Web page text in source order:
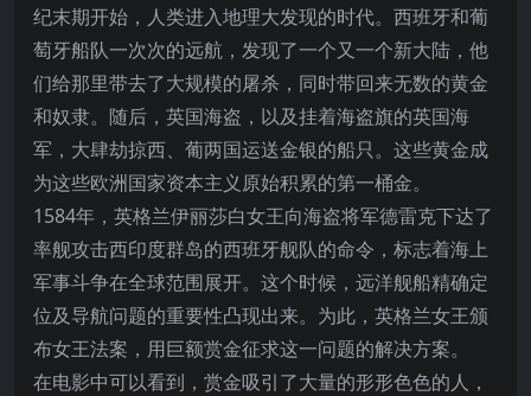
纪末期开始，人类进入地理大发现的时代。西班牙和葡
萄牙船队一次次的远航，发现了一个又一个新大陆，他
们给那里带去了大规模的屠杀，同时带回来无数的黄金
和奴隶。随后，英国海盗，以及挂着海盗旗的英国海
军，大肆劫掠西、葡两国运送金银的船只。这些黄金成
为这些欧洲国家资本主义原始积累的第一桶金。
1584年，英格兰伊丽莎白女王向海盗将军德雷克下达了
率舰攻击西印度群岛的西班牙舰队的命令，标志着海上
军事斗争在全球范围展开。这个时候，远洋舰船精确定
位及导航问题的重要性凸现出来。为此，英格兰女王颁
布女王法案，用巨额赏金征求这一问题的解决方案。
在电影中可以看到，赏金吸引了大量的形形色色的人，